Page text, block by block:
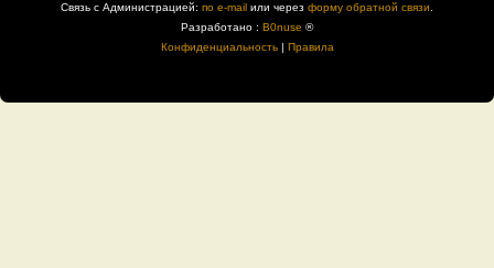
Связь с Администрацией: по e-mail или через форму обратной связи
Разработано : B0nuse ®
Конфиденциальность| Правила